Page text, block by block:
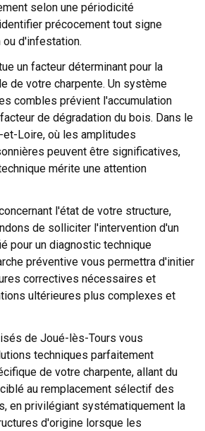
selon une périodicité
précocement tout signe
d'infestation.
un facteur déterminant pour la
de votre charpente. Un système
combles prévient l'accumulation
de dégradation du bois. Dans le
Loire, où les amplitudes
peuvent être significatives,
mérite une attention
l'état de votre structure,
de solliciter l'intervention d'un
pour un diagnostic technique
préventive vous permettra d'initier
correctives nécessaires et
ultérieures plus complexes et
de Joué-lès-Tours vous
techniques parfaitement
de votre charpente, allant du
au remplacement sélectif des
en privilégiant systématiquement la
d'origine lorsque les